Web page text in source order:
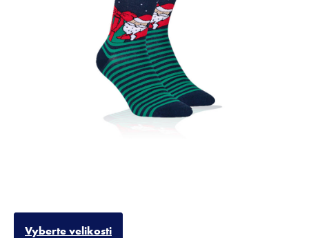
Vyberte velikosti